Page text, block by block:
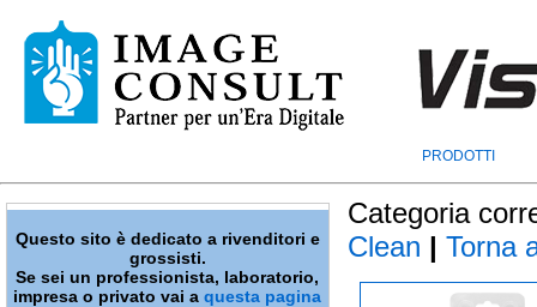
PRODOTTI
Questo sito è dedicato a rivenditori e
grossisti.
Se sei un professionista, laboratorio,
impresa o privato vai aquesta pagina
Categoria
Clean | Torna